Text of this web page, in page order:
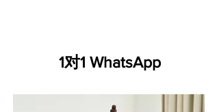
1对1 WhatsApp